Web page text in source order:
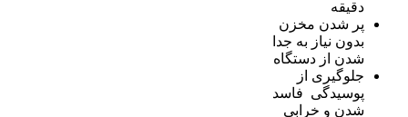
دقیقه
پر شدن مخزن
بدون نیاز به جدا
شدن از دستگاه
جلوگیری از
پوسیدگی فاسد
شدن و خرابی